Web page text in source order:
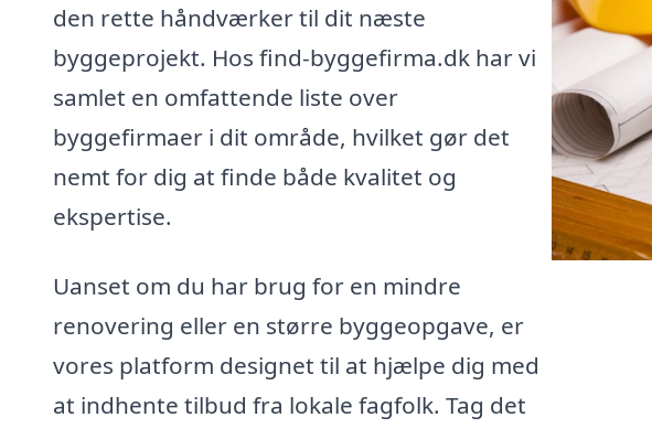
den rette håndværker til dit næste
byggeprojekt. Hos find-byggefirma.dk har vi
samlet en omfattende liste over
byggefirmaer i dit område, hvilket gør det
nemt for dig at finde både kvalitet og
ekspertise.
Uanset om du har brug for en mindre
renovering eller en større byggeopgave, er
vores platform designet til at hjælpe dig med
at indhente tilbud fra lokale fagfolk. Tag det